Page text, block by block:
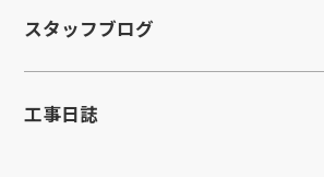
スタッフブログ
工事日誌